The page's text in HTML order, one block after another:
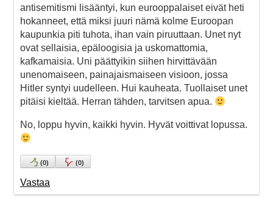
antisemitismi lisääntyi, kun eurooppalaiset eivät heti
hokanneet, että miksi juuri nämä kolme Euroopan
kaupunkia piti tuhota, ihan vain piruuttaan. Unet nyt
ovat sellaisia, epäloogisia ja uskomattomia,
kafkamaisia. Uni päättyikin siihen hirvittävään
unenomaiseen, painajaismaiseen visioon, jossa
Hitler syntyi uudelleen. Hui kauheata. Tuollaiset unet
pitäisi kieltää. Herran tähden, tarvitsen apua.
No, loppu hyvin, kaikki hyvin. Hyvät voittivat lopussa.
(0) (0)
Vastaa